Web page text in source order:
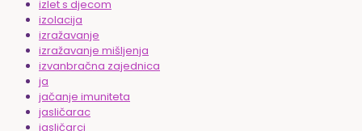
izlet s djecom
izolacija
izražavanje
izražavanje mišljenja
izvanbračna zajednica
ja
jačanje imuniteta
jasličarac
jasličarci